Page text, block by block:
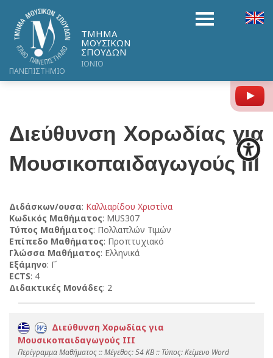
ΤΜΗΜΑ
ΜΟΥΣΙΚΩΝ
ΣΠΟΥΔΩΝ
ΙΟΝΙΟ
ΠΑΝΕΠΙΣΤΗΜΙΟ
Διεύθυνση Χορωδίας για
Μουσικοπαιδαγωγούς ΙΙΙ
Διδάσκων/ουσα: Καλλιαρίδου Χριστίνα
Κωδικός Μαθήματος: MUS307
Τύπος Μαθήματος: Πολλαπλών Τιμών
Επίπεδο Μαθήματος: Προπτυχιακό
Γλώσσα Μαθήματος: Ελληνικά
Εξάμηνο: Γ΄
ECTS: 4
Διδακτικές Μονάδες: 2
Διεύθυνση Χορωδίας για
Μουσικοπαιδαγωγούς ΙΙΙ
Περίγραμμα Μαθήματος :: Mέγεθος: 54 KB :: Τύπος: Kείμενο Word